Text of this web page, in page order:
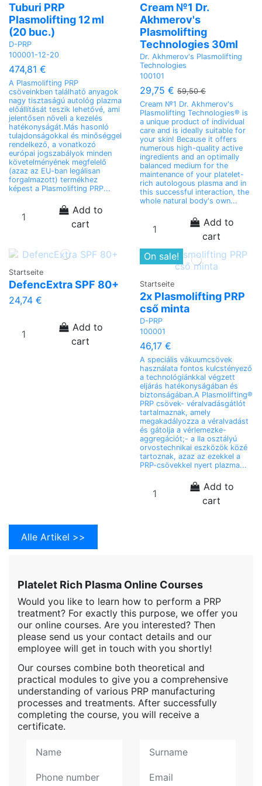
Tuburi PRP
Plasmolifting 12 ml
(20 buc.)
D-PRP
100001-12-20
474,81 €
A Plasmolifting PRP
csöveinkben található anyagok
nagy tisztaságú autológ plazma
előállítását teszik lehetővé, ami
jelentősen növeli a kezelés
hatékonyságát.Más hasonló
tulajdonságokkal és minőséggel
rendelkező, a vonatkozó
európai jogszabályok minden
követelményének megfelelő
(azaz az EU-ban legálisan
forgalmazott) termékhez
képest a Plasmolifting PRP...
Add to
cart
Cream №1 Dr.
Akhmerov's
Plasmolifting
Technologies 30ml
Dr. Akhmerov's Plasmolifting
Technologies
100101
29,75 € 59,50 €
Cream №1 Dr. Akhmerov's
Plasmolifting Technologies® is
a unique product of individual
care and is ideally suitable for
your skin! Because it offers
numerous high-quality active
ingredients and an optimally
balanced medium for the
maintenance of your platelet-
rich autologous plasma and in
this successful interaction, the
whole natural body's own...
Add to
cart
Startseite
DefencExtra SPF 80+
24,74 €
Add to
cart
On sale!
Startseite
2x Plasmolifting PRP
cső minta
D-PRP
100001
46,17 €
A speciális vákuumcsövek
használata fontos kulcstényező
a technológiánkkal végzett
eljárás hatékonyságában és
biztonságában.A Plasmolifting®
PRP csövek- véralvadásgátlót
tartalmaznak, amely
megakadályozza a véralvadást
és gátolja a vérlemezke-
aggregációt;- a IIa osztályú
orvostechnikai eszközök közé
tartoznak, azaz az ezekkel a
PRP-csövekkel nyert plazma...
Add to
cart
Alle Artikel >>
Platelet Rich Plasma Online Courses
Would you like to learn how to perform a PRP
treatment? For exactly this purpose, we offer you
our online courses. Are you interested? Then
please send us your contact details and our
employee will get in touch with you shortly!
Our courses combine both theoretical and
practical modules to give you a comprehensive
understanding of various PRP manufacturing
processes and treatments. After successfully
completing the course, you will receive a
certificate.